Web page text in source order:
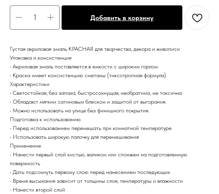
Добавить в корзину
Густая акриловая эмаль КРАСНАЯ для творчества, декора и живописи
Упаковка и консистенция
• Акриловая эмаль поставляется в емкости с широким горлом
• Краска имеет консистенцию сметаны (тиксотропная формула)
Характеристики
• Светостойкая, без запаха, быстросохнущая, необратима, не токсична.
• Обладают мягким сатиновым блеском и защитой от выгорания.
• Можно использовать на улице без финишного покрытия.
Подготовка к использованию
• Перед использованием перемешать при комнатной температуре
• Использовать широкую палочку для перемешивания
Применение
• Нанести первый слой кистью, валиком или спонжем на подготовленную
поверхность
• Дать подсохнуть первому слою перед нанесением последующих
• Время высыхания зависит от толщины слоя, температуры и влажности
• Нанести второй слой